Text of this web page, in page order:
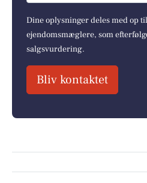
Dine oplysninger deles med op
ejendomsmæglere, som
salgsvurdering.
Bliv kontaktet